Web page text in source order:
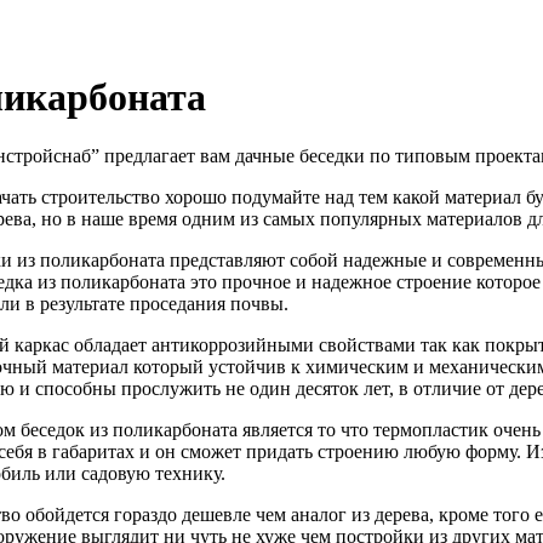
предлагает вам дачные беседки по типовым
строительство хорошо подумайте над тем какой материал
но в наше время одним из самых популярных материалов
из поликарбоната представляют собой надежные и
из поликарбоната это прочное и надежное строение
в результате проседания почвы.
каркас обладает антикоррозийными свойствами так как
материал который устойчив к химическим и
и способны прослужить не один десяток лет, в отличие от
беседок из поликарбоната является то что термопластик
в габаритах и он сможет придать строению любую форму.
или садовую технику.
гораздо дешевле чем аналог из дерева, кроме того
выглядит ни чуть не хуже чем постройки из других